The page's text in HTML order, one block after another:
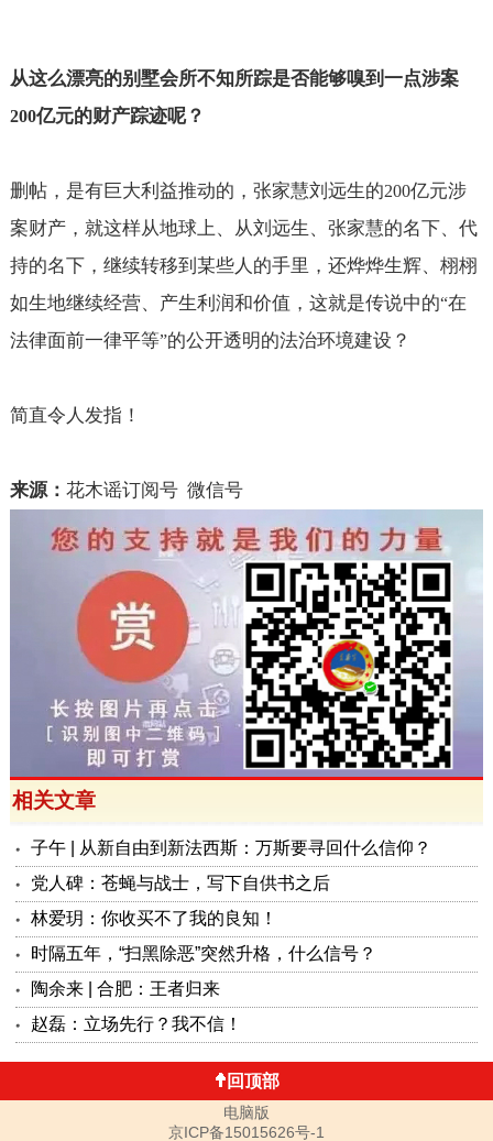
从这么漂亮的别墅会所不知所踪是否能够嗅到一点涉案
200亿元的财产踪迹呢？
删帖，是有巨大利益推动的，张家慧刘远生的200亿元涉
案财产，就这样从地球上、从刘远生、张家慧的名下、代
持的名下，继续转移到某些人的手里，还烨烨生辉、栩栩
如生地继续经营、产生利润和价值，这就是传说中的“在
法律面前一律平等”的公开透明的法治环境建设？
简直令人发指！
来源： 花木谣订阅号 微信号
相关文章
子午 | 从新自由到新法西斯：万斯要寻回什么信仰？
党人碑：苍蝇与战士，写下自供书之后
林爱玥：你收买不了我的良知！
时隔五年，“扫黑除恶”突然升格，什么信号？
陶余来 | 合肥：王者归来
赵磊：立场先行？我不信！
回顶部
电脑版
京ICP备15015626号-1